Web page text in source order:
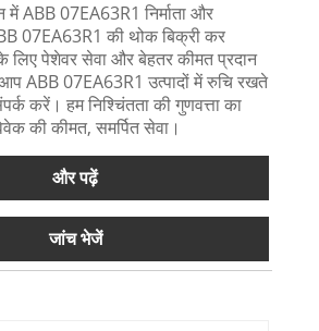
ABB 07EA63R1 निर्माता और
07EA63R1 की थोक बिक्री कर
पेशेवर सेवा और बेहतर कीमत प्रदान
ABB 07EA63R1 उत्पादों में रुचि रखते
करें। हम निश्चिंतता की गुणवत्ता का
की कीमत, समर्पित सेवा।
और पढ़ें
जांच भेजें